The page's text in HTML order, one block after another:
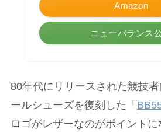
Amazon
ニューバランス
80年代にリリースされた競技
ールシューズを復刻した「
ロゴがレザーなのがポイントに